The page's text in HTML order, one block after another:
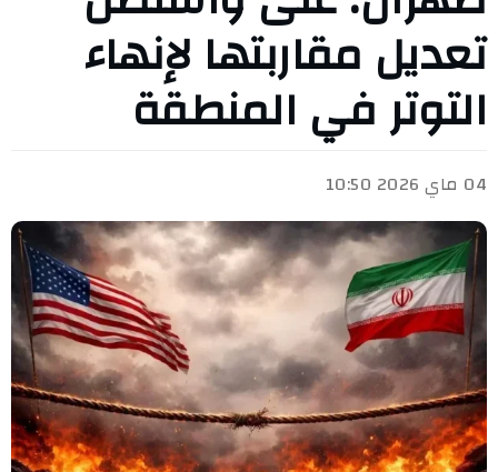
تعديل مقاربتها لإنهاء
التوتر في المنطقة
04 ماي 2026 10:50